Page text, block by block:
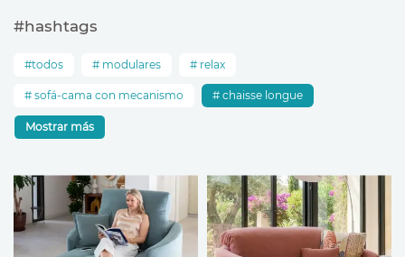
#hashtags
todos modulares relax
sofá-cama con mecanismo chaisse longue
Mostrar más